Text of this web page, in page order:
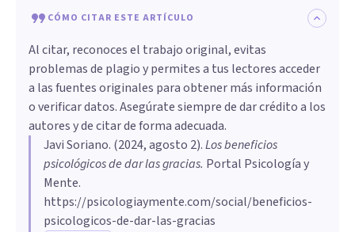
CÓMO CITAR ESTE ARTÍCULO
Al citar, reconoces el trabajo original, evitas
problemas de plagio y permites a tus lectores acceder
a las fuentes originales para obtener más información
o verificar datos. Asegúrate siempre de dar crédito a los
autores y de citar de forma adecuada.
Javi Soriano. (2024, agosto 2).Los beneficios
psicológicos de dar las gracias. Portal Psicología y
Mente.
https://psicologiaymente.com/social/beneficios-
psicologicos-de-dar-las-gracias